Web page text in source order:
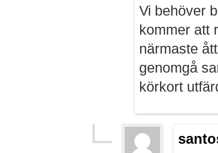
Vi behöver
kommer att
närmaste
genomgå
körkort